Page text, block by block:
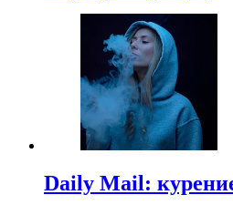
Daily Mail: